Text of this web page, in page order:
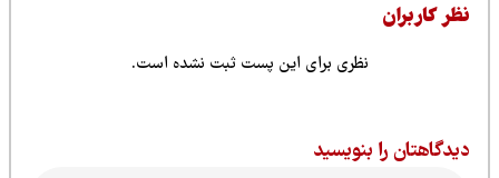
کاربران
نظری برای این پست ثبت نشده است.
را بنویسید